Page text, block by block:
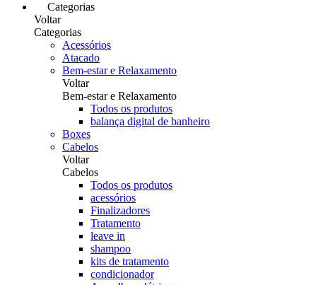
Categorias
Voltar
Categorias
Acessórios
Atacado
Bem-estar e Relaxamento
Voltar
Bem-estar e Relaxamento
Todos os produtos
balança digital de banheiro
Boxes
Cabelos
Voltar
Cabelos
Todos os produtos
acessórios
Finalizadores
Tratamento
leave in
shampoo
kits de tratamento
condicionador